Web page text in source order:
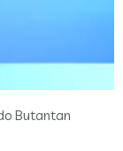
Butantan